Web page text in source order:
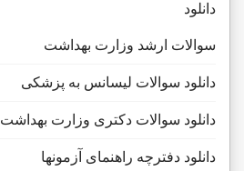
دانلود
سوالات ارشد وزارت بهداشت
دانلود سوالات لیسانس به پزشکی
دانلود سوالات دکتری وزارت بهداشت
دانلود دفترچه راهنمای آزمونها